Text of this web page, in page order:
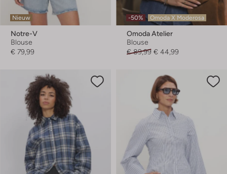
Nieuw
Notre-V
Blouse
€ 79,99
-50% Omoda X Moderosa
Omoda Atelier
Blouse
€ 89,99 € 44,99